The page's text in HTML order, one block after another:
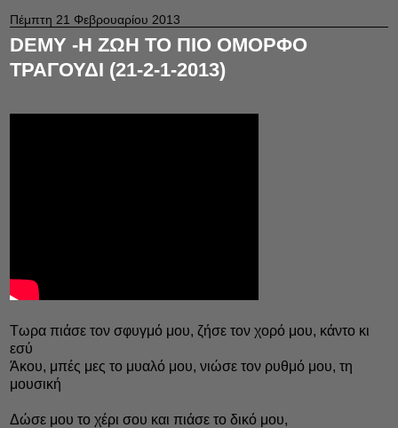
Πέμπτη 21 Φεβρουαρίου 2013
DEMY -Η ΖΩΗ ΤΟ ΠΙΟ ΟΜΟΡΦΟ
ΤΡΑΓΟΥΔΙ (21-2-1-2013)
Τωρα πιάσε τον σφυγμό μου, ζήσε τον χορό μου, κάντο κι
εσύ
Άκου, μπές μες το μυαλό μου, νιώσε τον ρυθμό μου, τη
μουσική
Δώσε μου το χέρι σου και πιάσε το δικό μου,